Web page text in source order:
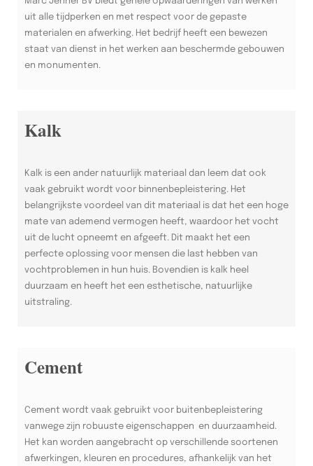
uit alle tijdperken en met respect voor de gepaste
materialen en afwerking. Het bedrijf heeft een bewezen
staat van dienst in het werken aan beschermde gebouwen
en monumenten.
Kalk
Kalk is een ander natuurlijk materiaal dan leem dat ook
vaak gebruikt wordt voor binnenbepleistering. Het
belangrijkste voordeel van dit materiaal is dat het een hoge
mate van ademend vermogen heeft, waardoor het vocht
uit de lucht opneemt en afgeeft. Dit maakt het een
perfecte oplossing voor mensen die last hebben van
vochtproblemen in hun huis. Bovendien is kalk heel
duurzaam en heeft het een esthetische, natuurlijke
uitstraling.
Cement
Cement wordt vaak gebruikt voor buitenbepleistering
vanwege zijn robuuste eigenschappen en duurzaamheid.
Het kan worden aangebracht op verschillende soortenen
afwerkingen, kleuren en procedures, afhankelijk van het